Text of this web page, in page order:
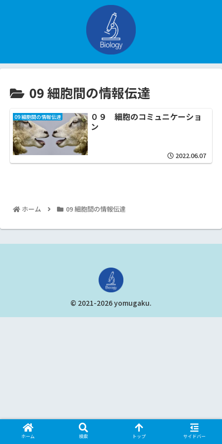
09 細胞間の情報伝達
09 細胞間の情報伝達
０９ 細胞のコミュニケーショ
ン
2022.06.07
ホーム 09 細胞間の情報伝達
© 2021-2026 yomugaku.
ホーム 検索 トップ サイドバー